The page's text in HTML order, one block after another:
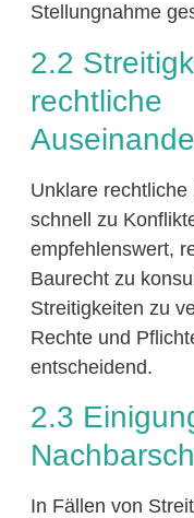
Stellungnahme
2.2
rechtliche
Unklare
schnell zu
empfehlenswert,
Baurecht zu
Streitigkeiten zu
Rechte und
entscheidend.
2.3
In Fällen von